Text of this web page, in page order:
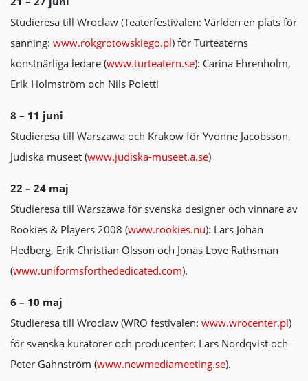
Studieresa till Wroclaw (Teaterfestivalen: Världen en plats för
sanning: www.rokgrotowskiego.pl) för Turteaterns
konstnärliga ledare (www.turteatern.se): Carina Ehrenholm,
Erik Holmström och Nils Poletti
8 – 11 juni
Studieresa till Warszawa och Krakow för Yvonne Jacobsson,
Judiska museet (www.judiska-museet.a.se)
22 – 24 maj
Studieresa till Warszawa för svenska designer och vinnare av
Rookies & Players 2008 (www.rookies.nu): Lars Johan
Hedberg, Erik Christian Olsson och Jonas Love Rathsman
(www.uniformsforthededicated.com).
6 – 10 maj
Studieresa till Wroclaw (WRO festivalen: www.wrocenter.pl)
för svenska kuratorer och producenter: Lars Nordqvist och
Peter Gahnström (www.newmediameeting.se).